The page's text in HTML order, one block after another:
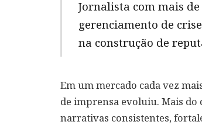
Jornalista com mais
gerenciamento de
na construção de
Em um mercado cada vez
de imprensa evoluiu. Mais
narrativas consistentes,